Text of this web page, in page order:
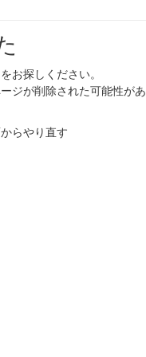
お探しください。
ジが削除された可能性が
らやり直す